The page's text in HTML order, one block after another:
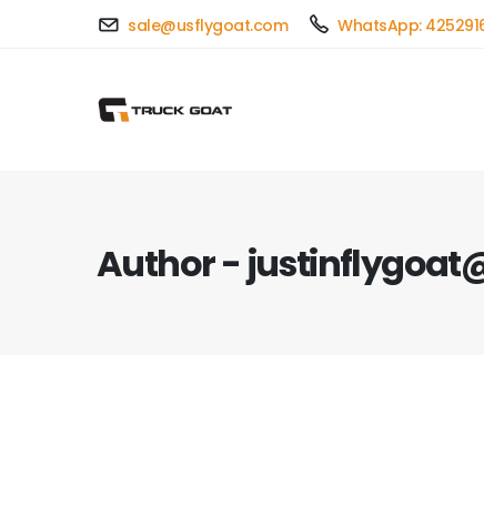
sale@usflygoat.com WhatsApp:
Author -